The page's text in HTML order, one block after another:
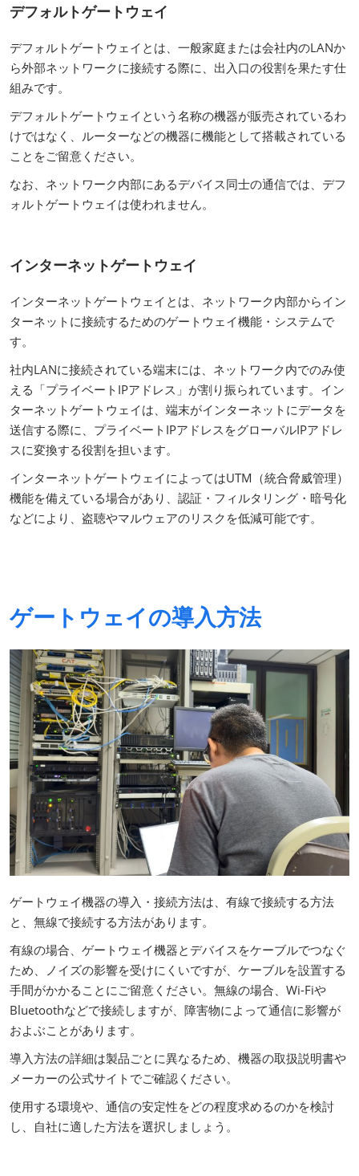
デフォルトゲートウェイ
デフォルトゲートウェイとは、一般家庭または会社内のLANか
ら外部ネットワークに接続する際に、出入口の役割を果たす仕
組みです。
デフォルトゲートウェイという名称の機器が販売されているわ
けではなく、ルーターなどの機器に機能として搭載されている
ことをご留意ください。
なお、ネットワーク内部にあるデバイス同士の通信では、デフ
ォルトゲートウェイは使われません。
インターネットゲートウェイ
インターネットゲートウェイとは、ネットワーク内部からイン
ターネットに接続するためのゲートウェイ機能・システムで
す。
社内LANに接続されている端末には、ネットワーク内でのみ使
える「プライベートIPアドレス」が割り振られています。イン
ターネットゲートウェイは、端末がインターネットにデータを
送信する際に、プライベートIPアドレスをグローバルIPアドレ
スに変換する役割を担います。
インターネットゲートウェイによってはUTM（統合脅威管理）
機能を備えている場合があり、認証・フィルタリング・暗号化
などにより、盗聴やマルウェアのリスクを低減可能です。
ゲートウェイの導入方法
ゲートウェイ機器の導入・接続方法は、有線で接続する方法
と、無線で接続する方法があります。
有線の場合、ゲートウェイ機器とデバイスをケーブルでつなぐ
ため、ノイズの影響を受けにくいですが、ケーブルを設置する
手間がかかることにご留意ください。無線の場合、Wi-Fiや
Bluetoothなどで接続しますが、障害物によって通信に影響が
およぶことがあります。
導入方法の詳細は製品ごとに異なるため、機器の取扱説明書や
メーカーの公式サイトでご確認ください。
使用する環境や、通信の安定性をどの程度求めるのかを検討
し、自社に適した方法を選択しましょう。